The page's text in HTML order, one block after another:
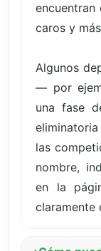
caros y
Algunos
— por
una fase
las
nombre,
en la
claramente